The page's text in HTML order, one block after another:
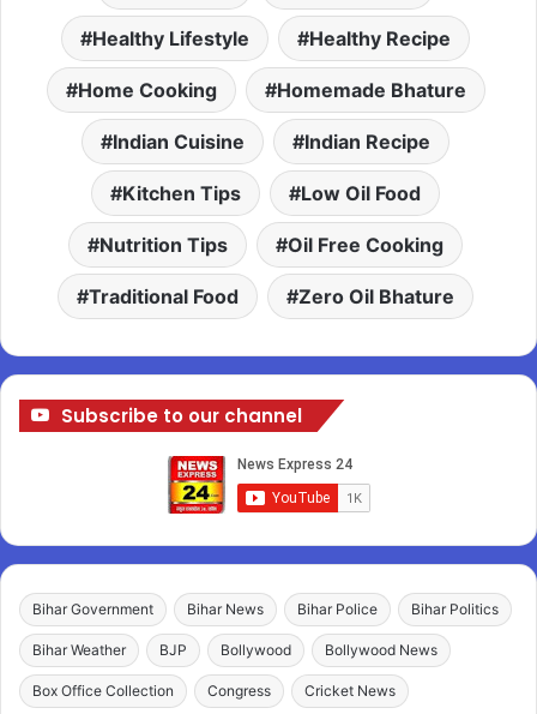
Healthy Lifestyle Healthy Recipe
Home Cooking Homemade Bhature
Indian Cuisine Indian Recipe
Kitchen Tips Low Oil Food
Nutrition Tips Oil Free Cooking
Traditional Food Zero Oil Bhature
Subscribe to our channel
Bihar Government Bihar News Bihar Police Bihar Politics
Bihar Weather BJP Bollywood Bollywood News
Box Office Collection Congress Cricket News